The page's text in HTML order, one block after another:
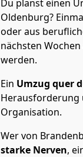
Du planst einen
Oldenburg?
oder aus
nächsten
werden.
Ein Umzug quer
Organisation.
Wer von
starke Nerven,